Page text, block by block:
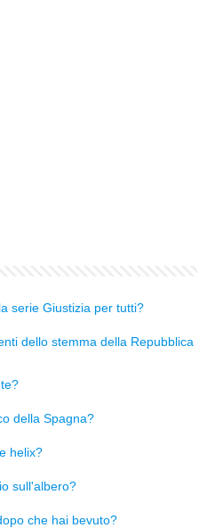
serie Giustizia per tutti?
dello stemma della Repubblica
della Spagna?
helix?
sull'albero?
che hai bevuto?